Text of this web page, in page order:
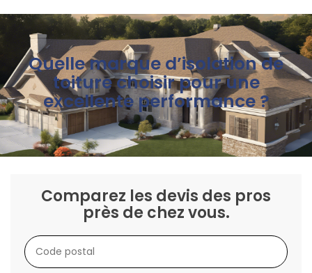
Quelle marque d’isolation de
toiture choisir pour une
excellente performance ?
Comparez les devis des pros
près de chez vous.